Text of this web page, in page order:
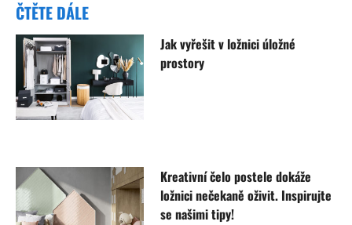
ČTĚTE DÁLE
Jak vyřešit v ložnici úložné
prostory
Kreativní čelo postele dokáže
ložnici nečekaně oživit. Inspirujte
se našimi tipy!